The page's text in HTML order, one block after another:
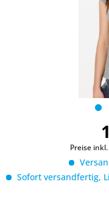
Preise
Sofort versandfertig,